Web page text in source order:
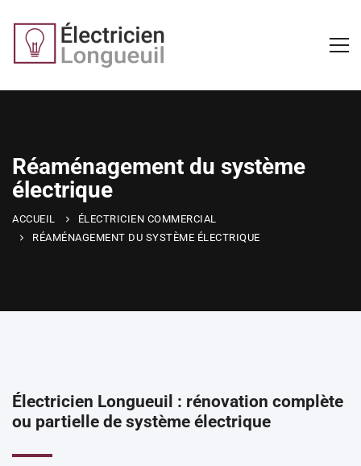
Réaménagement du système
électrique
ACCUEIL
ÉLECTRICIEN COMMERCIAL
RÉAMÉNAGEMENT DU SYSTÈME ÉLECTRIQUE
Électricien Longueuil : rénovation complète
ou partielle de système électrique